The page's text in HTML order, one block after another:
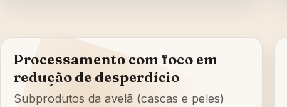
Processamento com foco em
redução de desperdício
Subprodutos da avelã (cascas e peles)